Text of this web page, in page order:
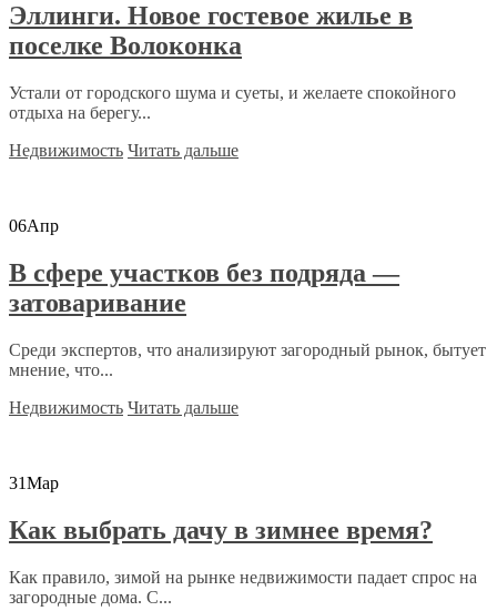
Эллинги. Новое гостевое жилье в
поселке Волоконка
Устали от городского шума и суеты, и желаете спокойного
отдыха на берегу...
Недвижимость Читать дальше
06Апр
В сфере участков без подряда —
затоваривание
Среди экспертов, что анализируют загородный рынок, бытует
мнение, что...
Недвижимость Читать дальше
31Мар
Как выбрать дачу в зимнее время?
Как правило, зимой на рынке недвижимости падает спрос на
загородные дома. С...